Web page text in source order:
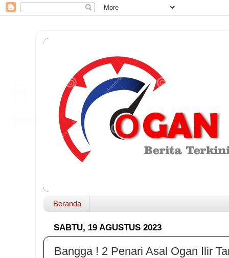
Beranda
SABTU, 19 AGUSTUS 2023
Bangga ! 2 Penari Asal Ogan Ilir